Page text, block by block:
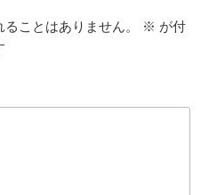
ことはありません。 ※ が付